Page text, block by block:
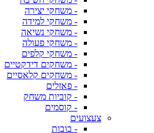
- משחקי יצירה
- משחקי למידה
- משחקי נשיאה
- משחקי פעולה
- משחקי קלפים
- משחקים דידקטיים
- משחקים קלאסיים
- פאזלים
- קוביות משחק
- קוסמים
צעצועים
- בובות